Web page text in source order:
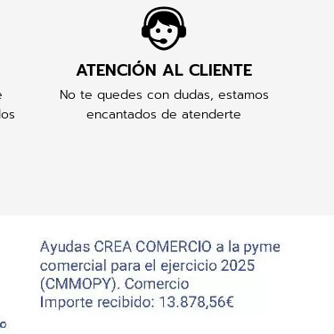
ATENCIÓN AL CLIENTE
No te quedes con dudas, estamos
encantados de atenderte